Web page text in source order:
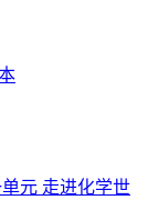
元 走进化学世